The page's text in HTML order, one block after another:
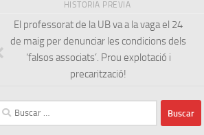
HISTORIA PREVIA
El professorat de la UB va a la vaga el 24
de maig per denunciar les condicions dels
‘falsos associats’. Prou explotació i
precarització!
Buscar: